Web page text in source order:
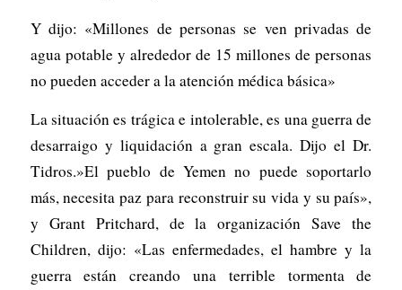
Y dijo: «Millones de personas se ven privadas de
agua potable y alrededor de 15 millones de personas
no pueden acceder a la atención médica básica»
La situación es trágica e intolerable, es una guerra de
desarraigo y liquidación a gran escala. Dijo el Dr.
Tidros.»El pueblo de Yemen no puede soportarlo
más, necesita paz para reconstruir su vida y su país»,
y Grant Pritchard, de la organización Save the
Children, dijo: «Las enfermedades, el hambre y la
guerra están creando una terrible tormenta de